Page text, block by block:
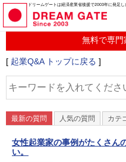
ドリームゲートは経済産業省後援で2003年に発足
起業に関するみんなの質問投稿
起業Q&A
無料で専門
[ 起業Q&A トップに戻る ]
最新の質問 人気の質問 カテ
女性起業家の事例がたくさん
い。